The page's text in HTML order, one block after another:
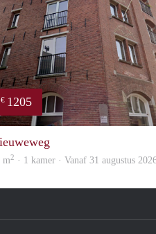
€ 1205
m2 · 1 kamer · Vanaf 31 augustus